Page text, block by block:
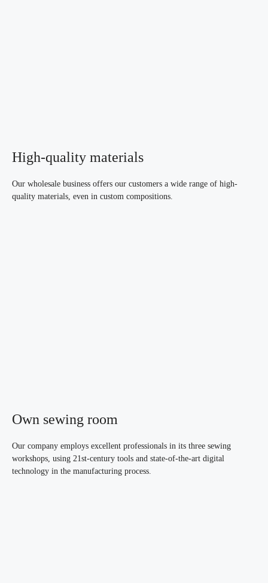
High-quality materials
Our wholesale business offers our customers a wide range of high-
quality materials, even in custom compositions.
Own sewing room
Our company employs excellent professionals in its three sewing
workshops, using 21st-century tools and state-of-the-art digital
technology in the manufacturing process.